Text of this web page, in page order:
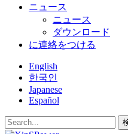
ニュース
ニュース
ダウンロード
に連絡をつける
English
한국인
Japanese
Español